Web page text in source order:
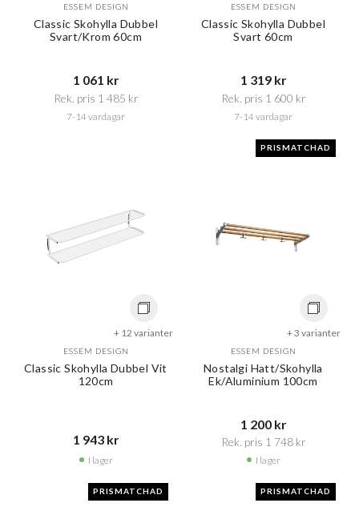
ESSEM DESIGN
Classic Skohylla Dubbel
Svart/Krom 60cm
1 061 kr​​
Rek. pris 1 485 kr​​
7-14 vardagar
ESSEM DESIGN
Classic Skohylla Dubbel
Svart 60cm
1 319 kr​​
Rek. pris 1 600 kr​​
7-14 vardagar
+ 12 varianter
ESSEM DESIGN
Classic Skohylla Dubbel Vit
120cm
1 943 kr​​
I lager
PRISMATCHAD
+ 3 varianter
ESSEM DESIGN
Nostalgi Hatt/Skohylla
Ek/Aluminium 100cm
1 200 kr​​
Rek. pris 1 748 kr​​
I lager
PRISMATCHAD PRISMATCHAD